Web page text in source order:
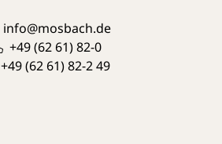
info@mosbach.de
+49 (62 61) 82-0
+49 (62 61) 82-2 49